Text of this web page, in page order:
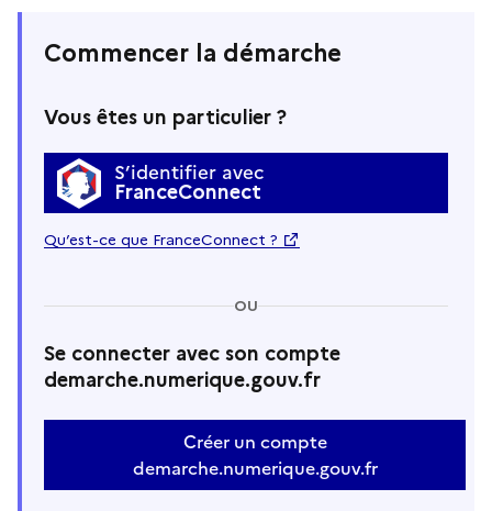
Commencer la démarche
Vous êtes un particulier ?
S’identifier avec
FranceConnect
Qu’est-ce que FranceConnect ?
OU
Se connecter avec son compte
demarche.numerique.gouv.fr
Créer un compte
demarche.numerique.gouv.fr